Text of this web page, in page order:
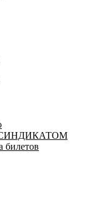
СИНДИКАТОМ
билетов